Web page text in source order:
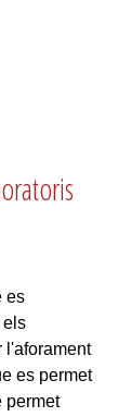
es
els
l'aforament
es permet
permet